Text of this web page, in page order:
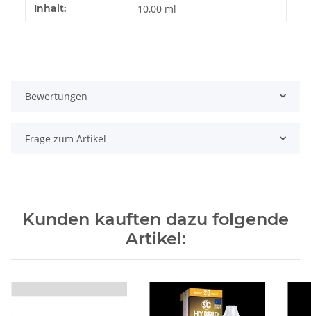
Produkteigenschaft
Wert
Inhalt: 10,00 ml
Bewertungen
Frage zum Artikel
Kunden kauften dazu folgende
Artikel: